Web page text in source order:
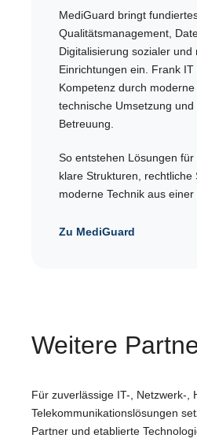
MediGuard bringt
Qualitätsmanagement,
Digitalisierung sozialer und
Einrichtungen ein. Frank
Kompetenz durch
technische Umsetzung und
Betreuung.
So entstehen Lösungen
klare Strukturen, rechtliche
moderne Technik aus
Zu MediGuard
Weitere
Für zuverlässige IT-, Netzwerk-,
Telekommunikationslösungen
Partner und etablierte